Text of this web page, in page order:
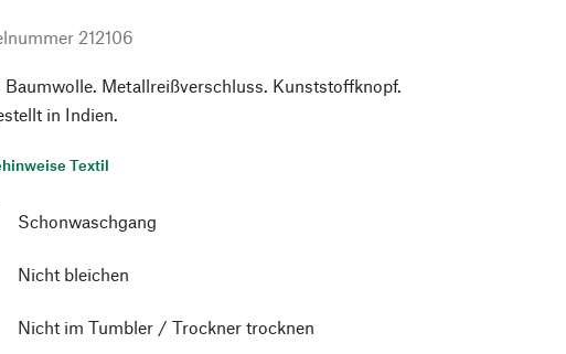
212106
Baumwolle. Metallreißverschluss. Kunststoffknopf.
in Indien.
Textil
Schonwaschgang
Nicht bleichen
Nicht im Tumbler / Trockner trocknen